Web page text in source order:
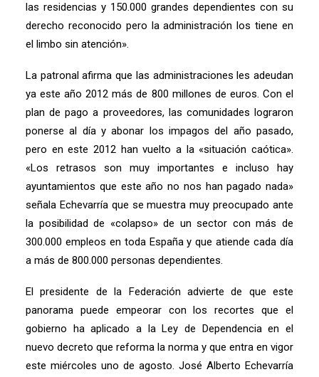
las residencias y 150.000 grandes dependientes con su
derecho reconocido pero la administración los tiene en
el limbo sin atención».
La patronal afirma que las administraciones les adeudan
ya este año 2012 más de 800 millones de euros. Con el
plan de pago a proveedores, las comunidades lograron
ponerse al día y abonar los impagos del año pasado,
pero en este 2012 han vuelto a la «situación caótica».
«Los retrasos son muy importantes e incluso hay
ayuntamientos que este año no nos han pagado nada»
señala Echevarría que se muestra muy preocupado ante
la posibilidad de «colapso» de un sector con más de
300.000 empleos en toda España y que atiende cada día
a más de 800.000 personas dependientes.
El presidente de la Federación advierte de que este
panorama puede empeorar con los recortes que el
gobierno ha aplicado a la Ley de Dependencia en el
nuevo decreto que reforma la norma y que entra en vigor
este miércoles uno de agosto. José Alberto Echevarría